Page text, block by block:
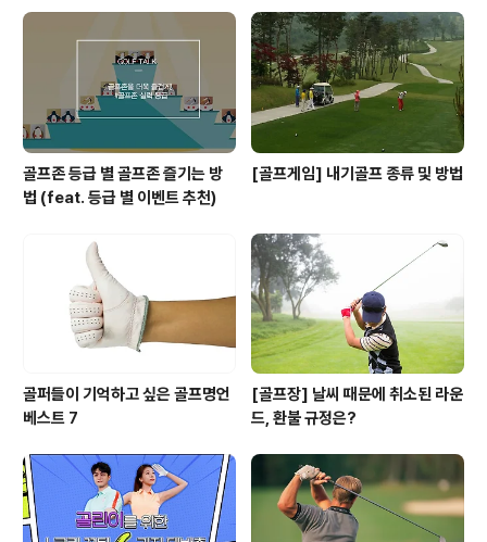
골프존 등급 별 골프존 즐기는 방
법 (feat. 등급 별 이벤트 추천)
[골프게임] 내기골프 종류 및 방법
골퍼들이 기억하고 싶은 골프명언
베스트 7
[골프장] 날씨 때문에 취소된 라운
드, 환불 규정은?